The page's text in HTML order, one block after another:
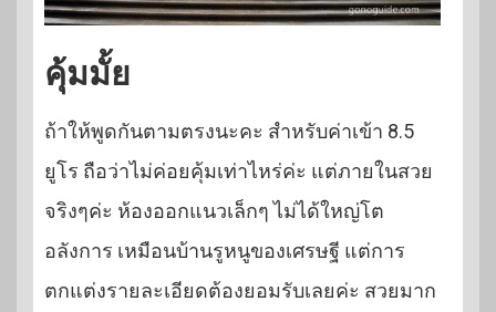
คุ้มมั้ย
ถ้าให้พูดกันตามตรงนะคะ สำหรับค่าเข้า 8.5
ยูโร ถือว่าไม่ค่อยคุ้มเท่าไหร่ค่ะ แต่ภายในสวย
จริงๆค่ะ ห้องออกแนวเล็กๆ ไม่ได้ใหญ่โต
อลังการ เหมือนบ้านรูหนูของเศรษฐี แต่การ
ตกแต่งรายละเอียดต้องยอมรับเลยค่ะ สวยมาก